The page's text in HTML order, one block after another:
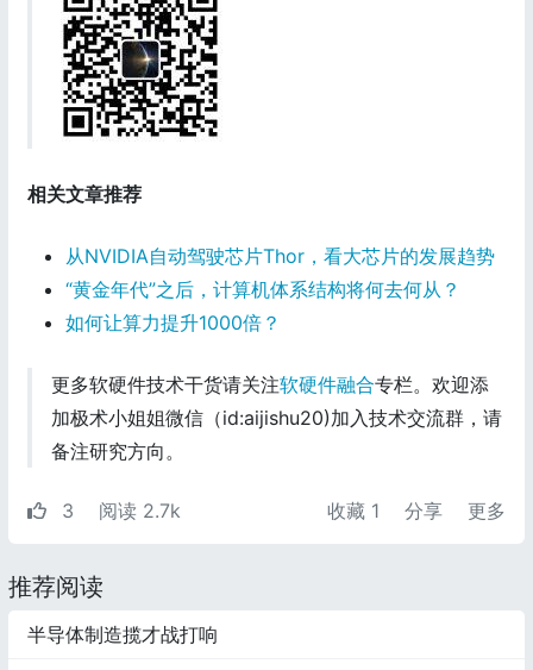
相关文章推荐
从NVIDIA自动驾驶芯片Thor，看大芯片的发展趋势
“黄金年代”之后，计算机体系结构将何去何从？
如何让算力提升1000倍？
更多软硬件技术干货请关注软硬件融合专栏。欢迎添
加极术小姐姐微信（id:aijishu20)加入技术交流群，请
备注研究方向。
3 阅读 2.7k 收藏 1 分享 更多
推荐阅读
半导体制造揽才战打响